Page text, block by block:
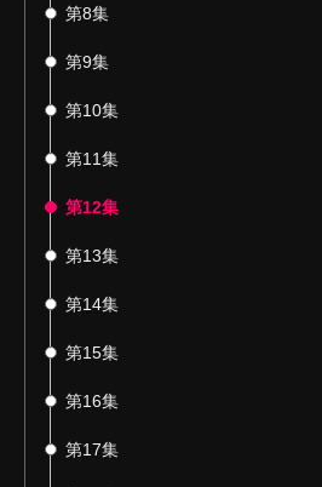
第8集
第9集
第10集
第11集
第12集
第13集
第14集
第15集
第16集
第17集